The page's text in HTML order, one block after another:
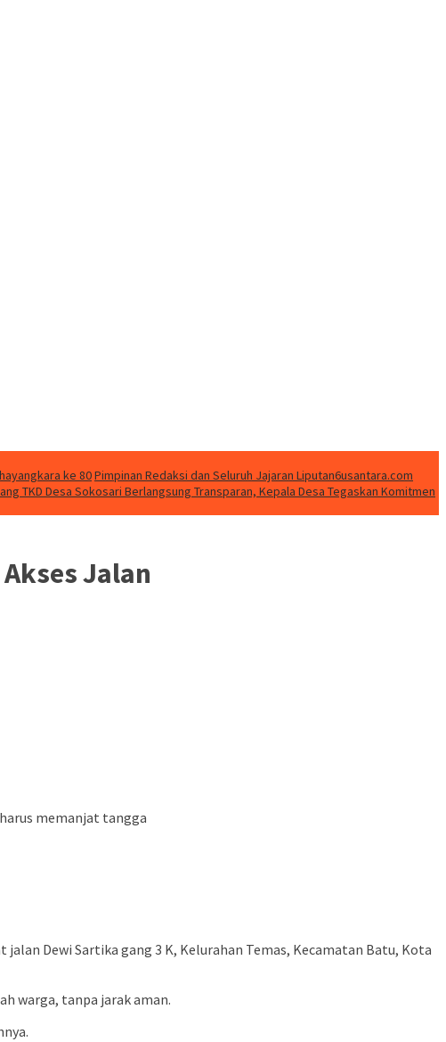
ke 80Pimpinan Redaksi dan Seluruh Jajaran Liputan6usantara.com
TKD Desa Sokosari Berlangsung Transparan, Kepala Desa Tegaskan Komitmen
Jalan
memanjat tangga
Dewi Sartika gang 3 K, Kelurahan Temas, Kecamatan Batu, Kota
warga, tanpa jarak aman.